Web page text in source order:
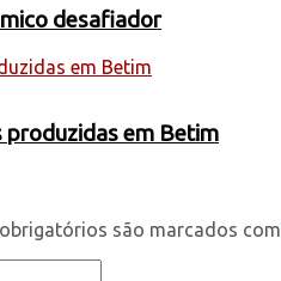
desafiador
produzidas em Betim
são marcados com